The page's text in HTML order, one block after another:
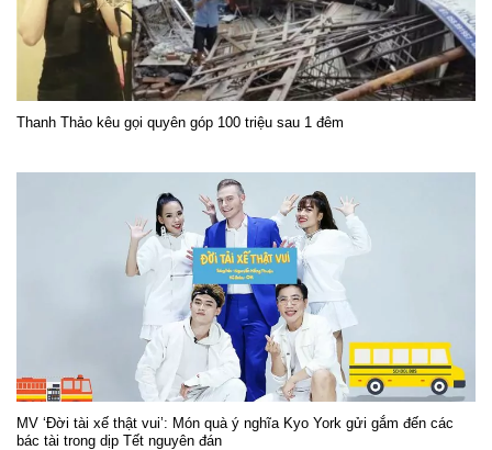
Thanh Thảo kêu gọi quyên góp 100 triệu sau 1 đêm
MV ‘Đời tài xế thật vui’: Món quà ý nghĩa Kyo York gửi gắm đến các
bác tài trong dịp Tết nguyên đán